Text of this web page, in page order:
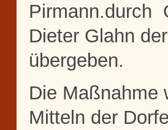
Pirmann.durch
Dieter Glahn
übergeben.
Die Maßnahme
Mitteln der